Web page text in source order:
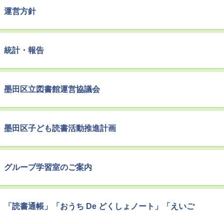
運営方針
統計・報告
墨田区立図書館運営協議会
墨田区子ども読書活動推進計画
グループ学習室のご案内
「読書通帳」「おうち De どくしょノート」「えいご